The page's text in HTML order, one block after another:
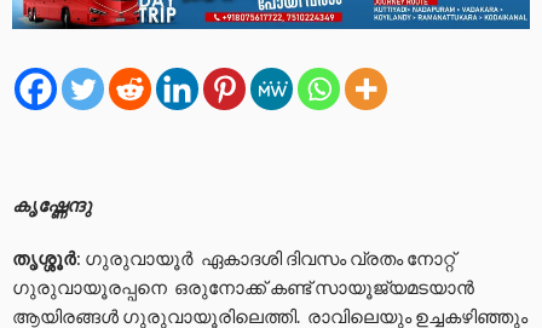
കൃഷ്ണേന്ദു
തൃശ്ശൂർ: ഗുരുവായൂർ ഏകാദശി ദിവസം വ്രതം നോറ്റ്
ഗുരുവായൂരപ്പനെ ഒരുനോക്ക് കണ്ട് സായൂജ്യമടയാൻ
ആയിരങ്ങൾ ഗുരുവായൂരിലെത്തി. രാവിലെയും ഉച്ചകഴിഞ്ഞും